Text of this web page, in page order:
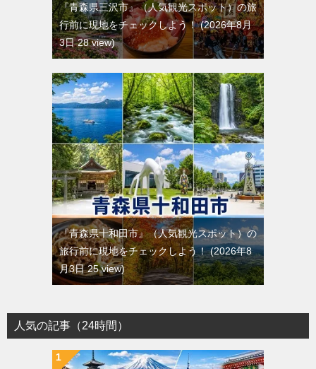
『青森県三沢市』（人気観光スポット）の旅
行前に現地をチェックしよう！ 2026年8月
3日 28 view
『青森県十和田市』（人気観光スポット）の
旅行前に現地をチェックしよう！ 2026年8
月3日 25 view
人気の記事（24時間）